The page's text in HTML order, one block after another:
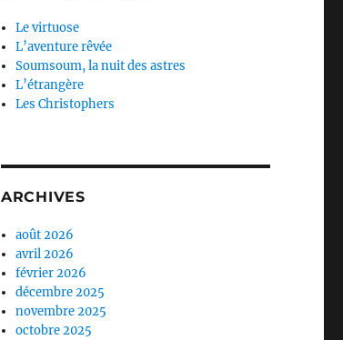
Le virtuose
L’aventure rêvée
Soumsoum, la nuit des astres
L’étrangère
Les Christophers
ARCHIVES
août 2026
avril 2026
février 2026
décembre 2025
novembre 2025
octobre 2025